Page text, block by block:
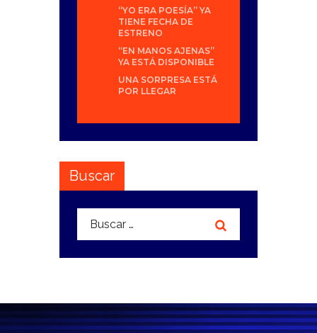
“YO ERA POESÍA” YA
TIENE FECHA DE
ESTRENO
“EN MANOS AJENAS”
YA ESTÁ DISPONIBLE
UNA SORPRESA ESTÁ
POR LLEGAR
Buscar
Buscar: